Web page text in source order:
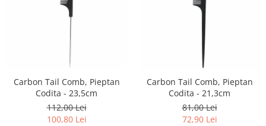
Carbon Tail Comb, Pieptan
Codita - 23,5cm
112,00 Lei
100,80 Lei
Carbon Tail Comb, Pieptan
Codita - 21,3cm
81,00 Lei
72,90 Lei